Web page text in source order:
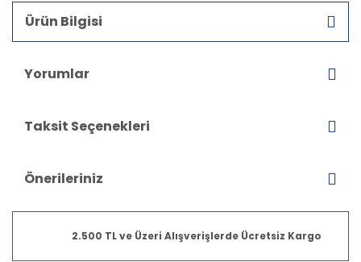
Ürün Bilgisi
Yorumlar
Taksit Seçenekleri
Önerileriniz
2.500 TL ve Üzeri Alışverişlerde Ücretsiz Kargo